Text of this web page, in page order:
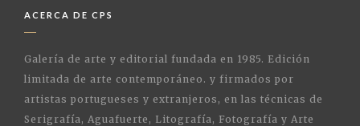
ACERCA DE CPS
Galería de arte y editorial fundada en 1985. Edición
limitada de arte contemporáneo. y firmados por
artistas portugueses y extranjeros, en las técnicas de
Serigrafía, Aguafuerte, Litografía, Fotografía y Arte